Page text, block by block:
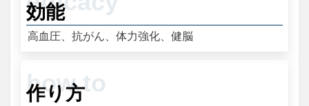
効能
高血圧、抗がん、体力強化、健脳
作り方